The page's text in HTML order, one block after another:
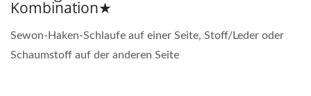
Kombination★
Sewon-Haken-Schlaufe auf einer Seite, Stoff/Leder oder
Schaumstoff auf der anderen Seite